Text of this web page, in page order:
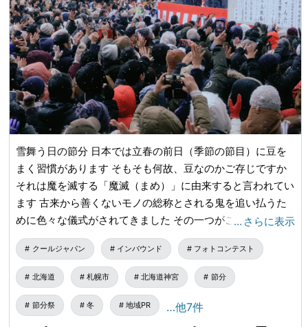
雪舞う日の節分 日本では立春の前日（季節の節目）に豆を
まく習慣があります そもそも何故、豆なのかご存じですか
それは魔を滅する「魔滅（まめ）」に由来すると言われてい
ます 古来から善くないモノの総称とされる鬼を追い払うた
めに色々な儀式がされてきました その一つがこの「豆ま
き」なのです 鬼の目である「魔目（まめ）」に豆をぶつけ
て「魔滅（まめ）」とする 一見言葉遊びに見えますが、日
本には言葉には言霊が宿ると信じられてきました それ故に
この習慣は日本文化にね雪舞う日の節分 日本では立春の前
日（季節の節目）に豆をまく習慣があります そもそも何
… さらに表示
クールジャパン インバウンド フォトコンテスト
北海道 札幌市 北海道神宮 節分
節分祭 冬 地域PR …他7件